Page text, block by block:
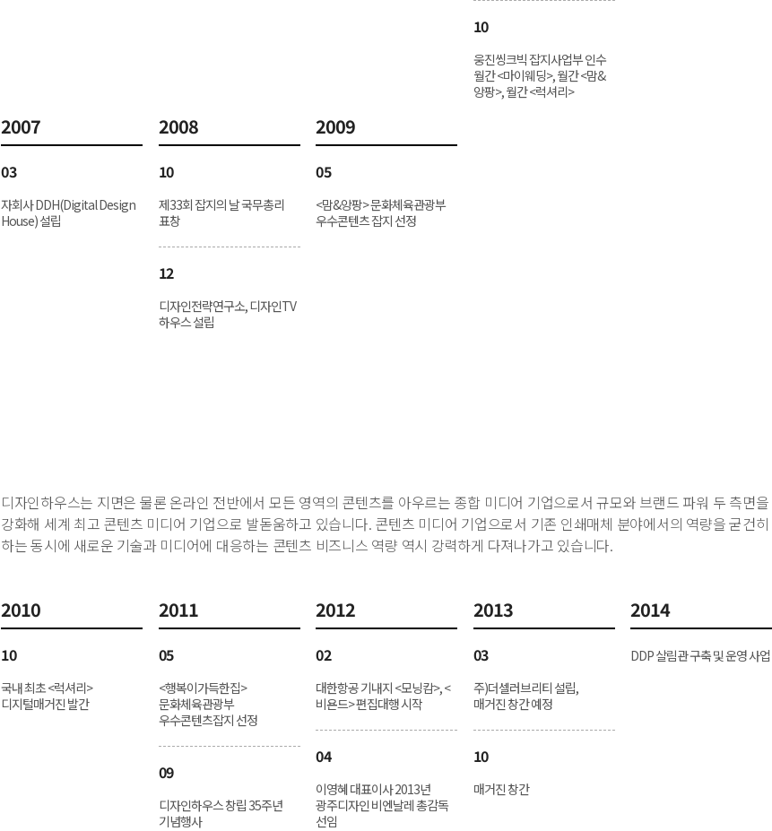
10
웅진씽크빅 잡지사업부 인수
월간 <마이웨딩>, 월간 <맘&
앙팡>, 월간 <럭셔리>
2007
03
자회사 DDH(Digital Design
House) 설립
2008
10
제33회 잡지의 날 국무총리
표창
12
디자인전략연구소, 디자인TV
하우스 설립
2009
05
<맘&앙팡> 문화체육관광부
우수콘텐츠 잡지 선정
디자인하우스는 지면은 물론 온라인 전반에서 모든 영역의 콘텐츠를 아우르는 종합 미디어 기업으로서 규모와 브랜드 파워 두 측면을
강화해 세계 최고 콘텐츠 미디어 기업으로 발돋움하고 있습니다. 콘텐츠 미디어 기업으로서 기존 인쇄매체 분야에서의 역량을 굳건히
하는 동시에 새로운 기술과 미디어에 대응하는 콘텐츠 비즈니스 역량 역시 강력하게 다져나가고 있습니다.
2010
10
국내 최초 <럭셔리>
디지털매거진 발간
2011
05
<행복이가득한집>
문화체육관광부
우수콘텐츠잡지 선정
09
디자인하우스 창립 35주년
기념행사
2012
02
대한항공 기내지 <모닝캄>, <
비욘드> 편집대행 시작
04
이영혜 대표이사 2013년
광주디자인 비엔날레 총감독
선임
2013
03
주)더셀러브리티 설립,
매거진 창간 예정
10
매거진 창간
2014
DDP 살림관 구축 및 운영 사업